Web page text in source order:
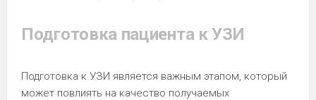
Подготовка пациента к УЗИ
Подготовка к УЗИ является важным этапом, который
может повлиять на качество получаемых